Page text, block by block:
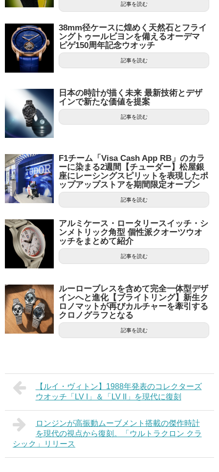
記事を読む
38mm径ケースに煌めく天然石とフライ
ングトゥールビヨンを備えるオーデマ
ピゲ150周年記念ウオッチ
記事を読む
日本の時計が描く未来 最新技術とデザ
インで新たな価値を提案
記事を読む
F1チーム「Visa Cash App RB」のカラ
ーに染まる2週間【チューダー】松屋銀
座にレーシングスピリットを表現したポ
ップアップストアを期間限定オープン
記事を読む
アルミケース・ロータリースイッチ・シ
ンメトリック角型 個性派クオーツウオ
ッチをまとめて紹介
記事を読む
ルーローブレスを含めて完全一体型デザ
インへと進化【ブライトリング】新生ク
ロノマットが再びカルチャーを牽引する
クロノグラフとなる
記事を読む
【ルイ・ヴィトン】1988年発表のコレクターズ
ウオッチ「LV I」＆「LV II」を現代に復刻
ロンジンが高振動ムーブメント搭載の傑作時計
を現代の視点から復刻。「ウルトラクロン クラ
シック」リリース